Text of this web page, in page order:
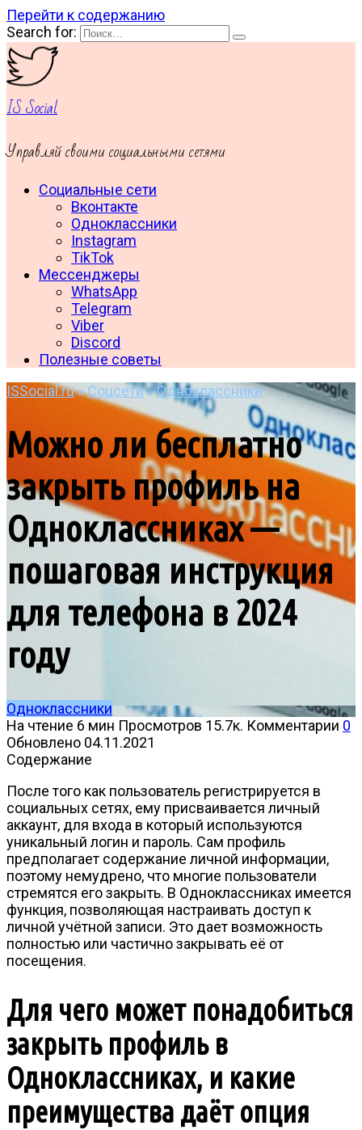
Перейти к содержанию
Search for:
IS Social
Управляй своими социальными сетями
Социальные сети
Вконтакте
Одноклассники
Instagram
TikTok
Мессенджеры
WhatsApp
Telegram
Viber
Discord
Полезные советы
ISSocial.ru»Соцсети»Одноклассники
Можно ли бесплатно
закрыть профиль на
Одноклассниках —
пошаговая инструкция
для телефона в 2024
году
Одноклассники
На чтение 6 мин Просмотров 15.7к. Комментарии 0
Обновлено 04.11.2021
Содержание
После того как пользователь регистрируется в
социальных сетях, ему присваивается личный
аккаунт, для входа в который используются
уникальный логин и пароль. Сам профиль
предполагает содержание личной информации,
поэтому немудрено, что многие пользователи
стремятся его закрыть. В Одноклассниках имеется
функция, позволяющая настраивать доступ к
личной учётной записи. Это дает возможность
полностью или частично закрывать её от
посещения.
Для чего может понадобиться
закрыть профиль в
Одноклассниках, и какие
преимущества даёт опция